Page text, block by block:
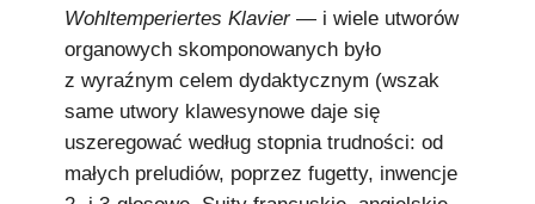
Wohltemperiertes Klavier— i wiele utworów
organowych skomponowanych było
z wyraźnym celem dydaktycznym (wszak
same utwory klawesynowe daje się
uszeregować według stopnia trudności: od
małych preludiów, poprzez fugetty, inwencje